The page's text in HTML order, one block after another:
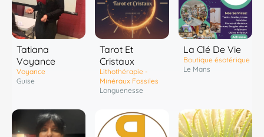
Tatiana
Voyance
Voyance
Guise
Tarot Et
Cristaux
Lithothérapie -
Minéraux Fossiles
Longuenesse
La Clé De Vie
Boutique ésotérique
Le Mans